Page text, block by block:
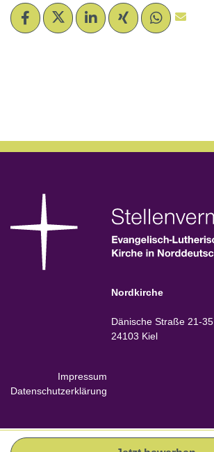
Nordkirche
Dänische Straße 21-35
24103 Kiel
Impressum
Datenschutzerklärung